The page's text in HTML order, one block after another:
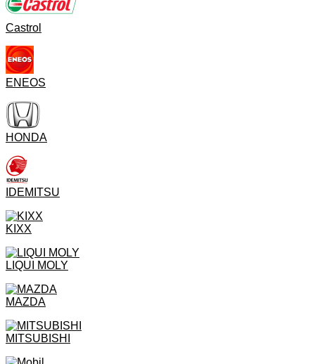
Castrol
ENEOS
HONDA
IDEMITSU
KIXX
LIQUI MOLY
MAZDA
MITSUBISHI